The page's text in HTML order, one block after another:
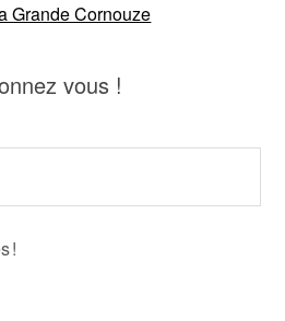
Grande Cornouze
vous !
!